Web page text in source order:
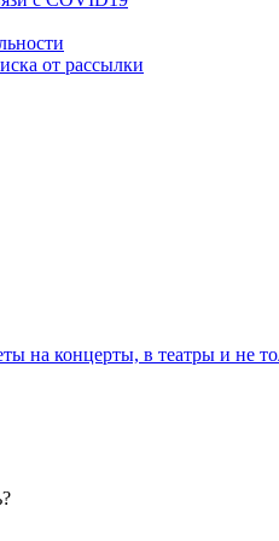
от рассылки
на концерты, в театры и не